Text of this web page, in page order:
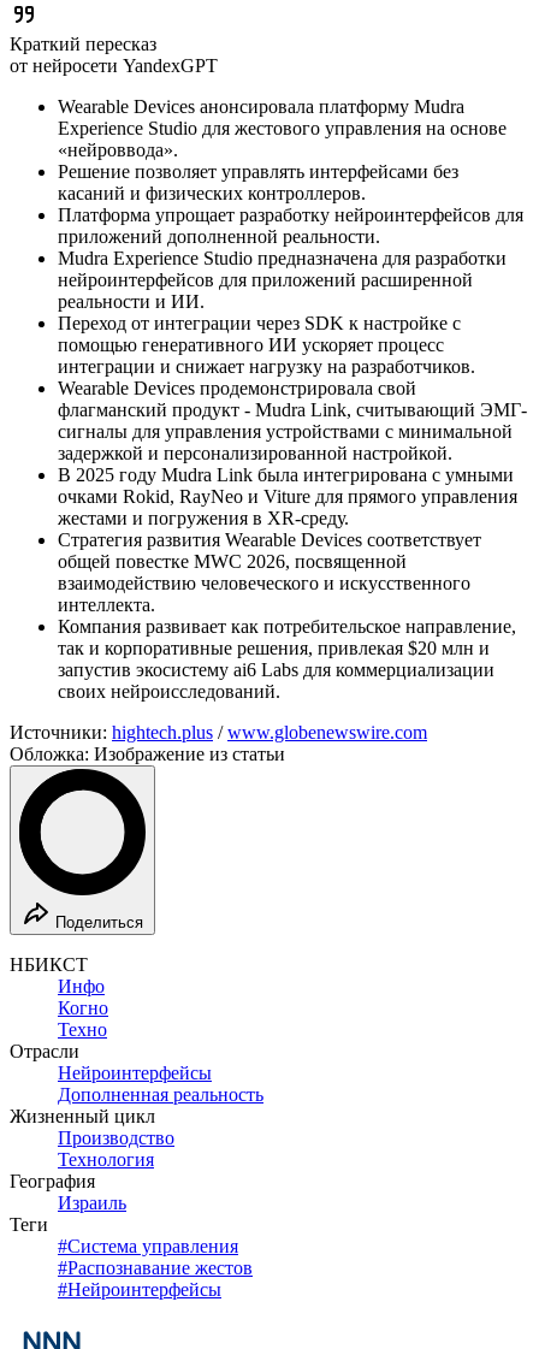
Краткий пересказ
от нейросети YandexGPT
Wearable Devices анонсировала платформу Mudra
Experience Studio для жестового управления на основе
«нейроввода».
Решение позволяет управлять интерфейсами без
касаний и физических контроллеров.
Платформа упрощает разработку нейроинтерфейсов для
приложений дополненной реальности.
Mudra Experience Studio предназначена для разработки
нейроинтерфейсов для приложений расширенной
реальности и ИИ.
Переход от интеграции через SDK к настройке с
помощью генеративного ИИ ускоряет процесс
интеграции и снижает нагрузку на разработчиков.
Wearable Devices продемонстрировала свой
флагманский продукт - Mudra Link, считывающий ЭМГ-
сигналы для управления устройствами с минимальной
задержкой и персонализированной настройкой.
В 2025 году Mudra Link была интегрирована с умными
очками Rokid, RayNeo и Viture для прямого управления
жестами и погружения в XR-среду.
Стратегия развития Wearable Devices соответствует
общей повестке MWC 2026, посвященной
взаимодействию человеческого и искусственного
интеллекта.
Компания развивает как потребительское направление,
так и корпоративные решения, привлекая $20 млн и
запустив экосистему ai6 Labs для коммерциализации
своих нейроисследований.
Источники: hightech.plus /www.globenewswire.com
Обложка: Изображение из статьи
Поделиться
НБИКСТ
Инфо
Когно
Техно
Отрасли
Нейроинтерфейсы
Дополненная реальность
Жизненный цикл
Производство
Технология
География
Израиль
Теги
#Система управления
#Распознавание жестов
#Нейроинтерфейсы